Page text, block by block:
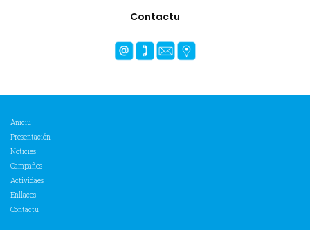
Contactu
Aniciu
Presentación
Noticies
Campañes
Actividaes
Enllaces
Contactu